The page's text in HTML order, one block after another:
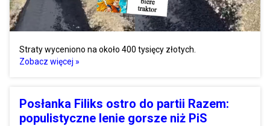
Straty wyceniono na około 400 tysięcy złotych.
Zobacz więcej »
Posłanka Filiks ostro do partii Razem:
populistyczne lenie gorsze niż PiS